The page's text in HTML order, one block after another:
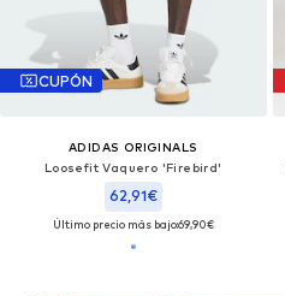
CUPÓN
ADIDAS ORIGINALS
Loosefit Vaquero 'Firebird'
62,91€
Último precio más bajo:69,90€